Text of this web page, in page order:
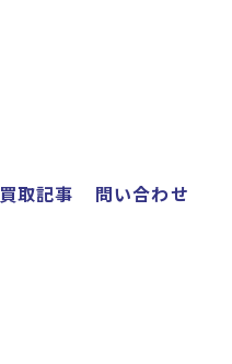
買取記事 問い合わせ